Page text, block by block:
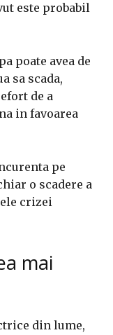
este probabil
poate avea de
sa scada,
de a
in favoarea
pe
o scadere a
crizei
mai
din lume,